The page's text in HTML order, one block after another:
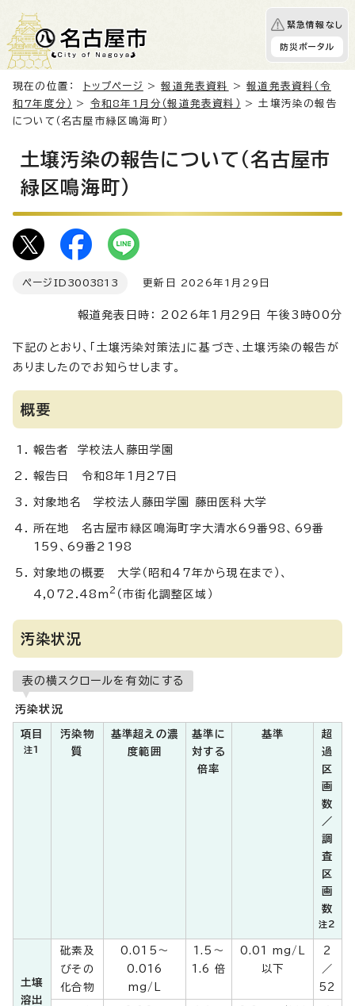
緊急情報なし
防災ポータル
現在の位置： トップページ >報道発表資料 >報道発表資料（令
和7年度分）
> 令和8年1月分（報道発表資料）
> 土壌汚染の報告
について（名古屋市緑区鳴海町）
土壌汚染の報告について（名古屋市
緑区鳴海町）
ページID 3003813 更新日 2026年1月29日
報道発表日時： 2026年1月29日 午後3時00分
下記のとおり、「土壌汚染対策法」に基づき、土壌汚染の報告が
ありましたのでお知らせします。
概要
報告者 学校法人藤田学園
報告日 令和8年1月27日
対象地名 学校法人藤田学園 藤田医科大学
所在地 名古屋市緑区鳴海町字大清水69番98、69番
159、69番2198
対象地の概要 大学（昭和47年から現在まで）、
4,072.48m 2 （市街化調整区域）
汚染状況
表の横スクロールを有効にする
汚染状況
項目
注1
汚染物
質
基準超えの濃
度範囲
基準に
対する
倍率
基準
超
過
区
画
数
／
調
査
区
画
数
注2
土壌
溶出
砒素及
びその
化合物
0.015～
0.016
mg/L
1.5～
1.6 倍
0.01 mg/L
以下
2
／
52